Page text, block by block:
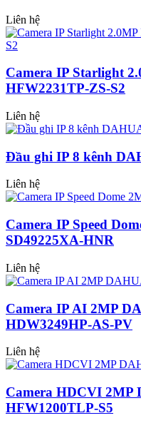
Liên hệ
Camera IP Starlight
HFW2231TP-ZS-S2
Liên hệ
Đầu ghi IP 8 kênh
Liên hệ
Camera IP Speed
SD49225XA-HNR
Liên hệ
Camera IP AI 2MP
HDW3249HP-AS-PV
Liên hệ
Camera HDCVI 2MP
HFW1200TLP-S5